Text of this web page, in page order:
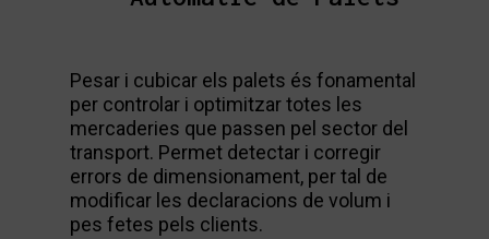
Pesar i cubicar els palets és fonamental
per controlar i optimitzar totes les
mercaderies que passen pel sector del
transport. Permet detectar i corregir
errors de dimensionament, per tal de
modificar les declaracions de volum i
pes fetes pels clients.